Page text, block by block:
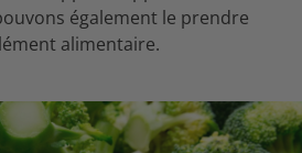
également le prendre
alimentaire.